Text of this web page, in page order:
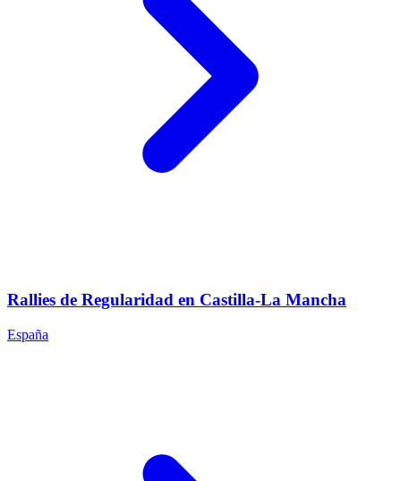
Rallies de Regularidad en Castilla-La Mancha
España